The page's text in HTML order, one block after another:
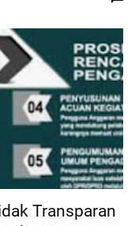
Transparan